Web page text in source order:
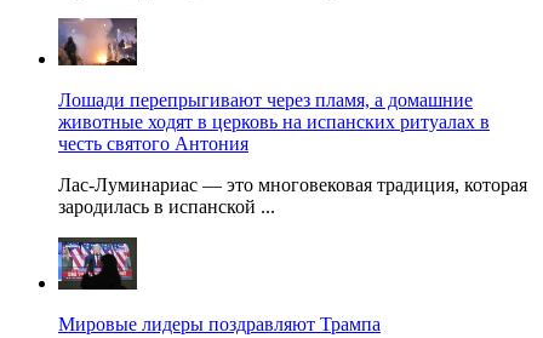
Лошади перепрыгивают через пламя, а домашние
животные ходят в церковь на испанских ритуалах в
честь святого Антония
Лас-Луминариас — это многовековая традиция, которая
зародилась в испанской ...
Мировые лидеры поздравляют Трампа